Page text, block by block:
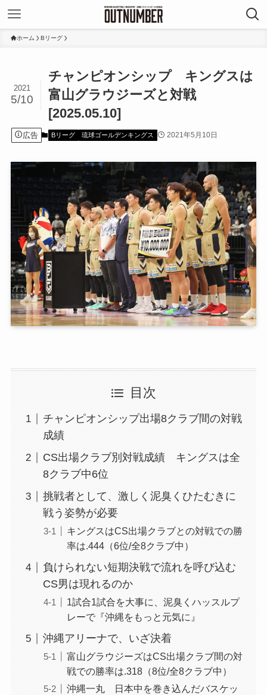
ホーム Bリーグ
チャンピオンシップ キングスは
富山グラウジーズと対戦
[2025.05.10]
2021
5/10
広告 Bリーグ 琉球ゴールデンキングス 2021年5月10日
目次
チャンピオンシップ出場8クラブ間の対戦
成績
CS出場クラブ別対戦成績 キングスは全
8クラブ中6位
挑戦者として、激しく泥臭くひたむきに
戦う姿勢が必要
キングスはCS出場クラブとの対戦での勝
率は.444（6位/全8クラブ中）
負けられない短期決戦で流れを呼び込む
CS男は現れるのか
1試合1試合を大事に、泥臭くハッスルプ
レーで『沖縄をもっと元気に』
沖縄アリーナで、いざ決着
富山グラウジーズはCS出場クラブ間の対
戦での勝率は.318（8位/全8クラブ中）
沖縄一丸 日本中を巻き込んだバスケッ